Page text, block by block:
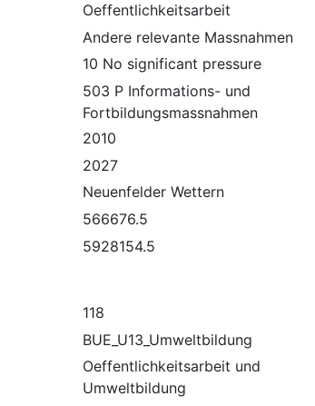
Oeffentlichkeitsarbeit
Andere relevante Massnahmen
10 No significant pressure
503 P Informations- und
Fortbildungsmassnahmen
2010
2027
Neuenfelder Wettern
566676.5
5928154.5
118
BUE_U13_Umweltbildung
Oeffentlichkeitsarbeit und
Umweltbildung